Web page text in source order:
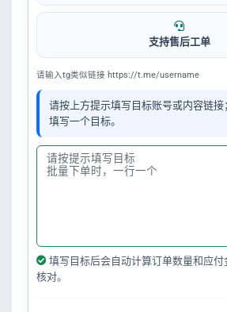
支持售后工单
请输入tg类似链接 https://t.me/username
请按上方提示填写目标账号或内容链
填写一个目标。
填写目标后会自动计算订单数量和应
核对。